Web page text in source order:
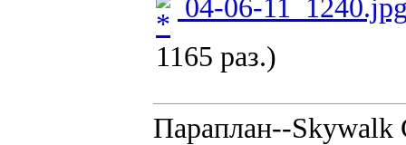
04-06-
1165 раз.)
Параплан--Skywalk